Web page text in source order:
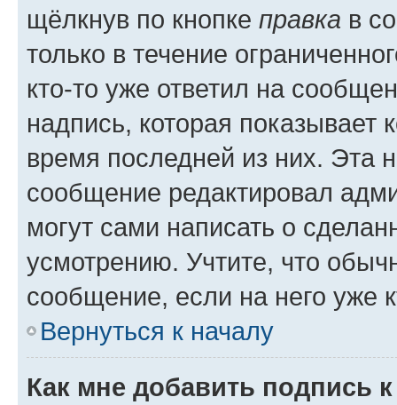
щёлкнув по кнопке правка в
только в течение
кто-то уже ответил на
надпись, которая показывает
время последней из них. Эта
сообщение редактировал
могут сами написать о
усмотрению. Учтите, что
сообщение, если на него уже
Вернуться к началу
Как мне добавить подпись